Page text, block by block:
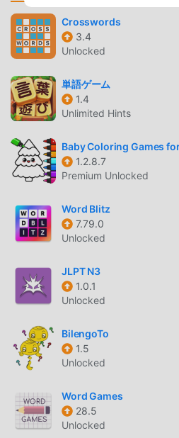
opción. moddroid no solo te
deToddler games2.47gratis,
Unlocked mod gratis, ayudándote
concentrarte en disfrutar la
moddroid promete que cualquier
no cobrará a los jugadores
descargue el cliente moddroid,
Toddler games 2.47 con un solo
esperando, descarga moddroid y
JUGABILIDAD ÚNICA
Toddler games Como un popular
de fanáticos en todo el mundo.
tradicionales de educational , en
que puedes comenzar
de la alegría que brinda el
Toddler games 2.47. Al mismo
juegos de la educational , lo que
compartir con todos los amantes
educational de todo el mundo.
Crosswords
3.4
Unlocked
単語ゲーム
1.4
Unlimited Hints
Baby Coloring Games
1.2.8.7
Premium Unlocked
Word Blitz
7.79.0
Unlocked
JLPT N3
1.0.1
Unlocked
BilengoTo
1.5
Unlocked
Word Games
28.5
Unlocked